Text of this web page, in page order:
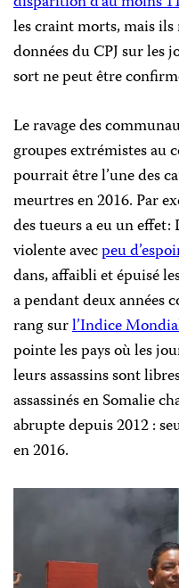
les craint morts, mais
données du CPJ sur les
sort ne peut être
Le ravage des
groupes extrémistes au
pourrait être l’une des
meurtres en 2016. Par
des tueurs a eu un
violente avecpeu
dans, affaibli et épuisé
a pendant deux années
rang surl’Indice
pointe les pays où les
leurs assassins sont
assassinés en Somalie
abrupte depuis 2012 :
en 2016.